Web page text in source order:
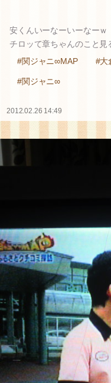
安くんいーなーいーなーｗ
チロッて章ちゃんのこと
#関ジャニ∞MAP
#大
#関ジャニ∞
2012.02.26 14:49